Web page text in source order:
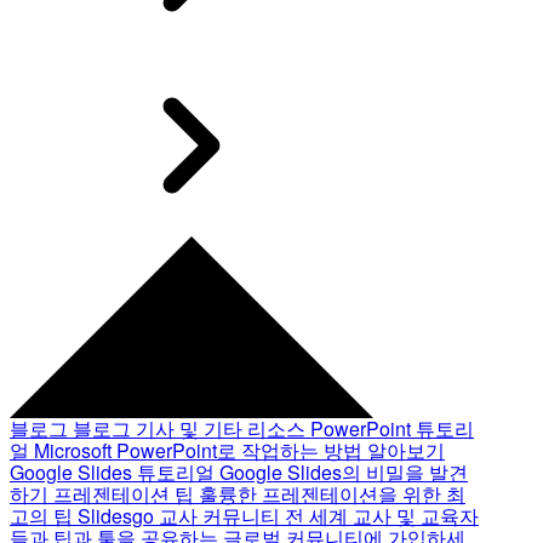
블로그 블로그 기사 및 기타 리소스 PowerPoint 튜토리
얼 Microsoft PowerPoint로 작업하는 방법 알아보기
Google Slides 튜토리얼 Google Slides의 비밀을 발견
하기 프레젠테이션 팁 훌륭한 프레젠테이션을 위한 최
고의 팁 Slidesgo 교사 커뮤니티 전 세계 교사 및 교육자